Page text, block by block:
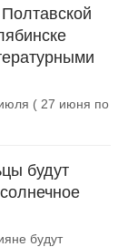
( 27 июня по
будут
будут